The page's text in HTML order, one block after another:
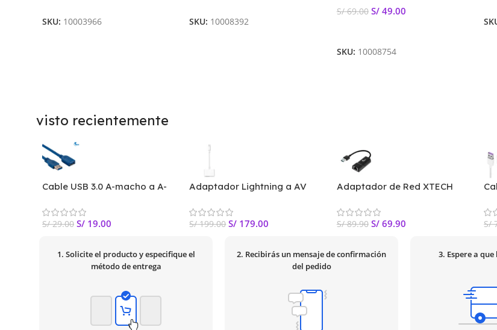
SKU: 10003966 SKU: 10008392
S/69.00 S/49.00
SKU: 10008754
visto recientemente
Cable USB 3.0 A-macho a A-
S/29.00 S/ 19.00
Adaptador Lightning a AV
S/199.00 S/ 179.00
Adaptador de Red XTECH
RJ-45 5Gbps
S/89.90 S/69.90 S/
1. Solicite el producto y especifique el
método de entrega
2. Recibirás un mensaje de confirmación
del pedido
3. Espere a